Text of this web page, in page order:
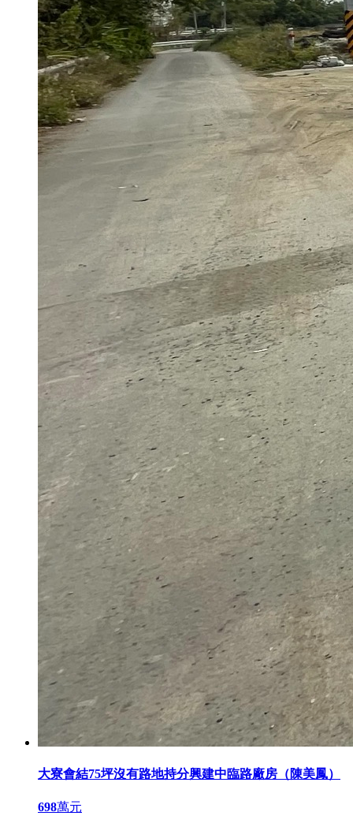
大寮會結75坪沒有路地持分興建中臨路廠房（陳美鳳）
698萬元